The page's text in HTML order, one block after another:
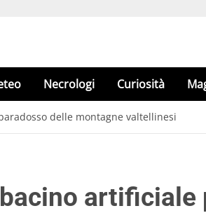
Necrologi Curiosità
delle montagne valtellinesi
artificiale